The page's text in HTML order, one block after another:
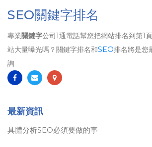
SEO關鍵字排名
專業關鍵字公司1通電話幫您把網站排名到第1
站大量曝光嗎？關鍵字排名和SEO排名將是您
詢
最新資訊
具體分析SEO必須要做的事